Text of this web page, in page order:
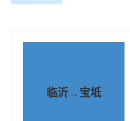
时沟通，为您提供从临沂
拣整理、包装、搬运装卸
临沂→宝坻